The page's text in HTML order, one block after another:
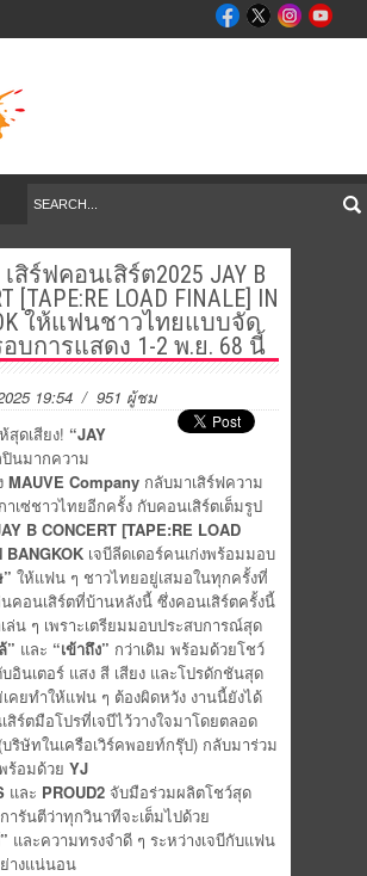
เสิร์ฟคอนเสิร์ต2025 JAY B
[TAPE:RE LOAD FINALE] IN
ให้แฟนชาวไทยแบบจัด
อบการแสดง 1-2 พ.ย. 68 นี้
19:54 / 951 ผู้ชม
สุดเสียง! “JAY
นมากความ
MAUVE Company กลับมาเสิร์ฟความ
เซ่ชาวไทยอีกครั้ง กับคอนเสิร์ตเต็มรูป
B CONCERT [TAPE:RE LOAD
BANGKOK เจบีลีดเดอร์คนเก่งพร้อมมอบ
ให้แฟน ๆ ชาวไทยอยู่เสมอในทุกครั้งที่
คอนเสิร์ตที่บ้านหลังนี้ ซึ่งคอนเสิร์ตครั้งนี้
ล่น ๆ เพราะเตรียมมอบประสบการณ์สุด
” และ “เข้าถึง” กว่าเดิม พร้อมด้วยโชว์
อินเตอร์ แสง สี เสียง และโปรดักชันสุด
คยทำให้แฟน ๆ ต้องผิดหวัง งานนี้ยังได้
ร์ตมือโปรที่เจบีไว้วางใจมาโดยตลอด
(บริษัทในเครือเวิร์คพอยท์กรุ๊ป) กลับมาร่วม
ร้อมด้วย YJ
และ PROUD2 จับมือร่วมผลิตโชว์สุด
ารันตีว่าทุกวินาทีจะเต็มไปด้วย
และความทรงจำดี ๆ ระหว่างเจบีกับแฟน
างแน่นอน